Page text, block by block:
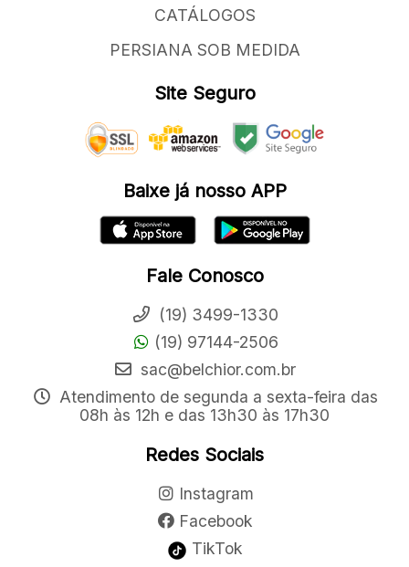
CATÁLOGOS
PERSIANA SOB MEDIDA
Site Seguro
Baixe já nosso APP
Fale Conosco
(19) 3499-1330
(19) 97144-2506
sac@belchior.com.br
Atendimento de segunda a sexta-feira das
08h às 12h e das 13h30 às 17h30
Redes Sociais
Instagram
Facebook
TikTok